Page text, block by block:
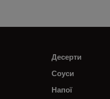
Десерти
Соуси
Напої